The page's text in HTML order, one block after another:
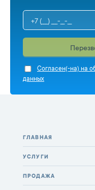
Cогласен(-на) на
данных
ГЛАВНАЯ
УСЛУГИ
ПРОДАЖА